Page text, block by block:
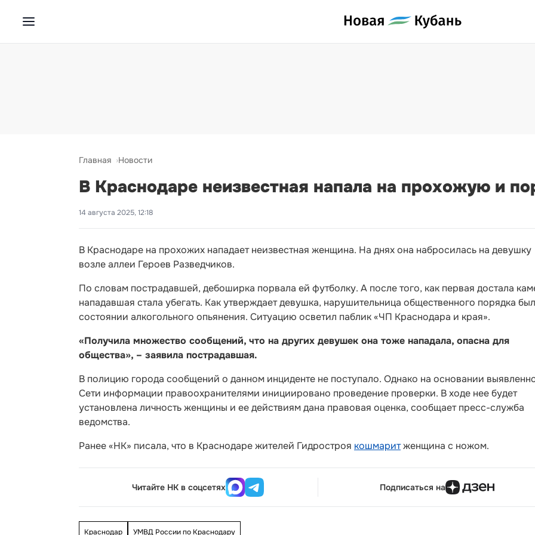
Главная Новости
В Краснодаре неизвестная напала на прохожую и
14 августа 2025, 12:18
В Краснодаре на прохожих нападает неизвестная женщина. На днях она набросилась на девушку
возле аллеи Героев Разведчиков.
По словам пострадавшей, дебоширка порвала ей футболку. А после того, как первая достала
нападавшая стала убегать. Как утверждает девушка, нарушительница общественного порядка
состоянии алкогольного опьянения. Ситуацию осветил паблик «ЧП Краснодара и края».
«Получила множество сообщений, что на других девушек она тоже нападала, опасна для
общества», – заявила пострадавшая.
В полицию города сообщений о данном инциденте не поступало. Однако на основании
Сети информации правоохранителями инициировано проведение проверки. В ходе нее будет
установлена личность женщины и ее действиям дана правовая оценка, сообщает пресс-служба
ведомства.
Ранее «НК» писала, что в Краснодаре жителей Гидростроя кошмаритженщина с ножом.
Читайте НК в соцсетях Подписаться на
Краснодар УМВД России по Краснодару